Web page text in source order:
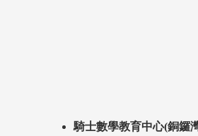
騎士數學教育中心(銅鑼